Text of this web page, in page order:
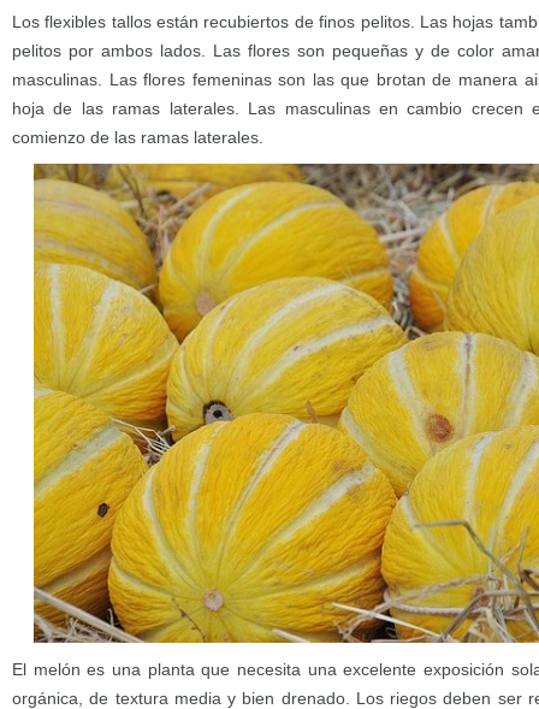
Los flexibles tallos están recubiertos de finos pelitos. Las hojas
pelitos por ambos lados. Las flores son pequeñas y de color
masculinas. Las flores femeninas son las que brotan de manera
hoja de las ramas laterales. Las masculinas en cambio
comienzo de las ramas laterales.
El melón es una planta que necesita una excelente exposición
orgánica, de textura media y bien drenado. Los riegos deben ser